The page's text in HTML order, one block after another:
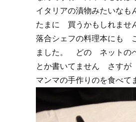
イタリアの漬物みたいな
たまに 買うかもしれませ
落合シェフの料理本にも
ました。 どの ネットの
とか書いてません さす
マンマの手作りのを食べ